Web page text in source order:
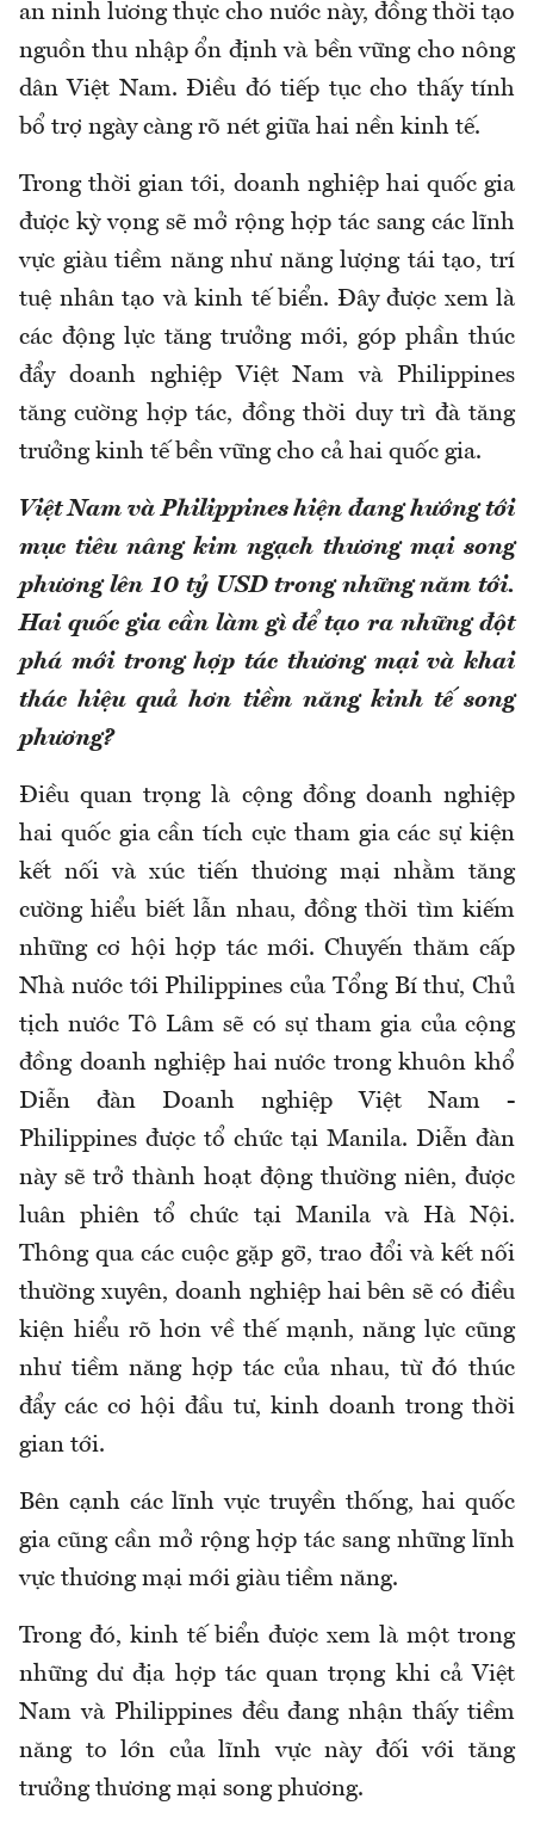
an ninh lương thực cho nước này, đồng thời tạo
nguồn thu nhập ổn định và bền vững cho nông
dân Việt Nam. Điều đó tiếp tục cho thấy tính
bổ trợ ngày càng rõ nét giữa hai nền kinh tế.
Trong thời gian tới, doanh nghiệp hai quốc gia
được kỳ vọng sẽ mở rộng hợp tác sang các lĩnh
vực giàu tiềm năng như năng lượng tái tạo, trí
tuệ nhân tạo và kinh tế biển. Đây được xem là
các động lực tăng trưởng mới, góp phần thúc
đẩy doanh nghiệp Việt Nam và Philippines
tăng cường hợp tác, đồng thời duy trì đà tăng
trưởng kinh tế bền vững cho cả hai quốc gia.
Việt Nam và Philippines hiện đang hướng tới
mục tiêu nâng kim ngạch thương mại song
phương lên 10 tỷ USD trong những năm tới.
Hai quốc gia cần làm gì để tạo ra những đột
phá mới trong hợp tác thương mại và khai
thác hiệu quả hơn tiềm năng kinh tế song
phương?
Điều quan trọng là cộng đồng doanh nghiệp
hai quốc gia cần tích cực tham gia các sự kiện
kết nối và xúc tiến thương mại nhằm tăng
cường hiểu biết lẫn nhau, đồng thời tìm kiếm
những cơ hội hợp tác mới. Chuyến thăm cấp
Nhà nước tới Philippines của Tổng Bí thư, Chủ
tịch nước Tô Lâm sẽ có sự tham gia của cộng
đồng doanh nghiệp hai nước trong khuôn khổ
Diễn đàn Doanh nghiệp Việt Nam -
Philippines được tổ chức tại Manila. Diễn đàn
này sẽ trở thành hoạt động thường niên, được
luân phiên tổ chức tại Manila và Hà Nội.
Thông qua các cuộc gặp gỡ, trao đổi và kết nối
thường xuyên, doanh nghiệp hai bên sẽ có điều
kiện hiểu rõ hơn về thế mạnh, năng lực cũng
như tiềm năng hợp tác của nhau, từ đó thúc
đẩy các cơ hội đầu tư, kinh doanh trong thời
gian tới.
Bên cạnh các lĩnh vực truyền thống, hai quốc
gia cũng cần mở rộng hợp tác sang những lĩnh
vực thương mại mới giàu tiềm năng.
Trong đó, kinh tế biển được xem là một trong
những dư địa hợp tác quan trọng khi cả Việt
Nam và Philippines đều đang nhận thấy tiềm
năng to lớn của lĩnh vực này đối với tăng
trưởng thương mại song phương.